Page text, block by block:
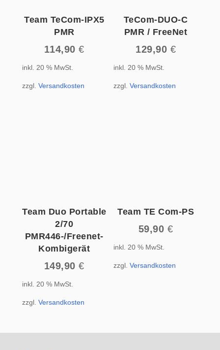
Team TeCom-IPX5
PMR
114,90€
inkl. 20 % MwSt.
zzgl. Versandkosten
TeCom-DUO-C
PMR / FreeNet
129,90 €
inkl. 20 % MwSt.
zzgl.Versandkosten
Team Duo Portable
2/70
PMR446-/Freenet-
Kombigerät
149,90€
inkl. 20 % MwSt.
zzgl. Versandkosten
Team TE Com-PS
59,90 €
inkl. 20 % MwSt.
zzgl.Versandkosten